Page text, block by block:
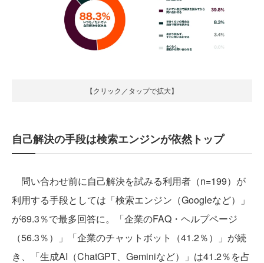
【クリック／タップで拡大】
自己解決の手段は検索エンジンが依然トップ
問い合わせ前に自己解決を試みる利用者（n=199）が
利用する手段としては「検索エンジン（Googleなど）」
が69.3％で最多回答に。「企業のFAQ・ヘルプページ
（56.3％）」「企業のチャットボット（41.2％）」が続
き、「生成AI（ChatGPT、Geminiなど）」は41.2％を占